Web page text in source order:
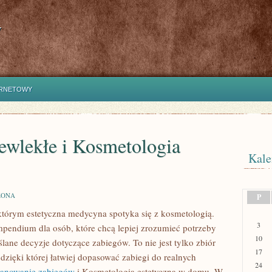
i Kosmetologia
estetyczna medycyna spotyka się z kosmetologią.
dla osób, które chcą lepiej zrozumieć potrzeby
decyzje dotyczące zabiegów. To nie jest tylko zbiór
której łatwiej dopasować zabiegi do realnych
P
3
10
17
24